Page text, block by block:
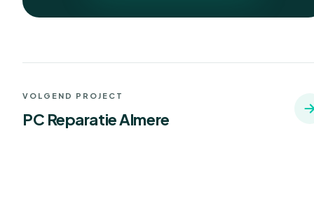
VOLGEND PROJECT
PC Reparatie Almere